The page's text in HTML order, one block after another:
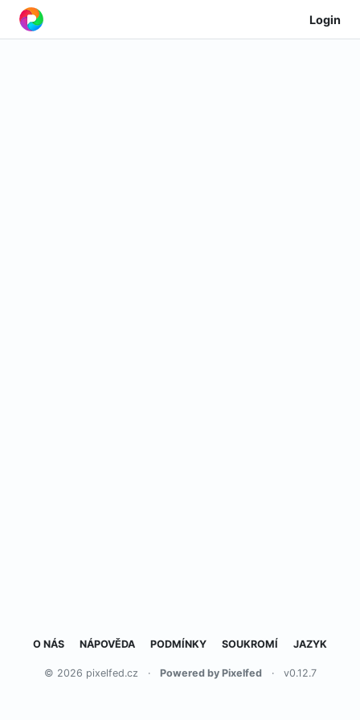
Login
O NÁS NÁPOVĚDA PODMÍNKY SOUKROMÍ JAZYK
© 2026 pixelfed.cz · Powered by Pixelfed · v0.12.7